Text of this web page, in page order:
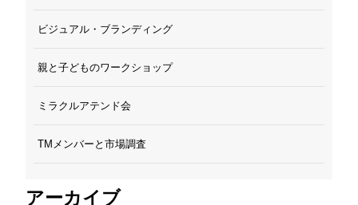
ビジュアル・ブランディング
親と子どものワークショップ
ミラクルアテンド会
TMメンバーと市場調査
アーカイブ